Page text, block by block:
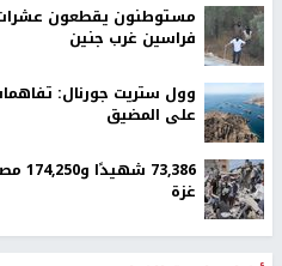
مستوطنون يقطعون عشرات
فراسين غرب جنين
وول ستريت جورنال:
على المضيق
غزة